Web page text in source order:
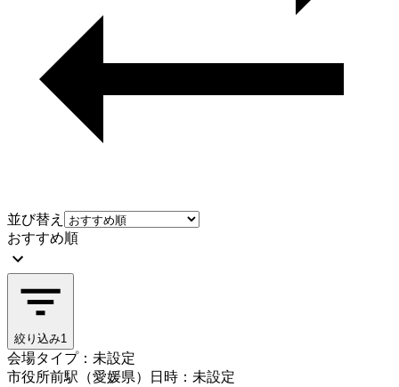
並び替え
おすすめ順
絞り込み1
会場タイプ：未設定
市役所前駅（愛媛県）
日時：未設定